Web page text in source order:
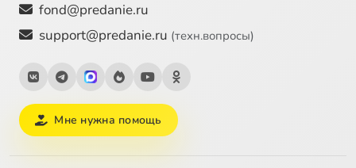
fond@predanie.ru
support@predanie.ru (техн.вопросы)
Мне нужна помощь